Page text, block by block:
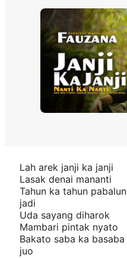
Lah arek janji ka janji
Lasak denai mananti
Tahun ka tahun pabalun
jadi
Uda sayang diharok
Mambari pintak nyato
Bakato saba ka basaba
juo